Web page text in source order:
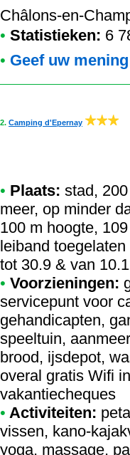
Châlons-en-
• Statistieken: 6
• Geef uw mening
2. Camping d'Epernay
• Plaats: stad,
meer, op minder
100 m hoogte,
leiband
tot 30.9 & van
• Voorzieningen:
servicepunt voor
gehandicapten,
speeltuin,
brood, ijsdepot,
overal gratis Wifi
vakantiecheques
• Activiteiten:
vissen, kano-
yoga, massage,